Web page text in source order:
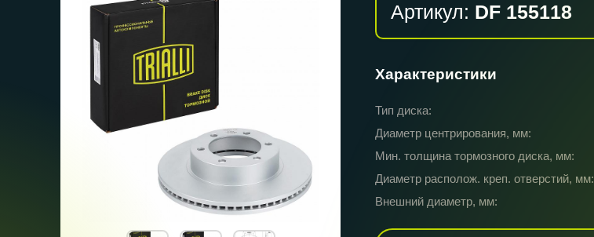
Артикул: DF 155118
Характеристики
Тип диска:
Диаметр центрирования, мм:
Мин. толщина тормозного диска, мм:
Диаметр располож. креп. отверстий, мм:
Внешний диаметр, мм: